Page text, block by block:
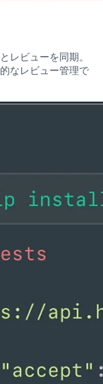
レビューを同期。
なレビュー管理で